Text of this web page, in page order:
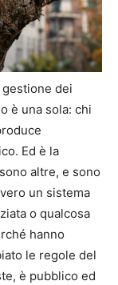
dei
è una sola: chi
Ed è la
altre, e sono
un sistema
o qualcosa
hanno
le regole del
è pubblico ed